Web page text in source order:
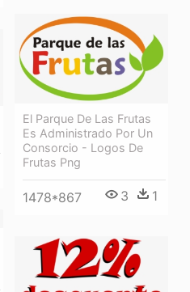
El Parque De Las Frutas
Es Administrado Por Un
Consorcio - Logos De
Frutas Png
1478*867 3 1